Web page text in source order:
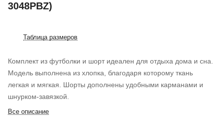
3048PBZ)
Таблица размеров
Комплект из футболки и шорт идеален для отдыха дома и сна.
Модель выполнена из хлопка, благодаря которому ткань
легкая и мягкая. Шорты дополнены удобными карманами и
шнурком-завязкой.
Все описание